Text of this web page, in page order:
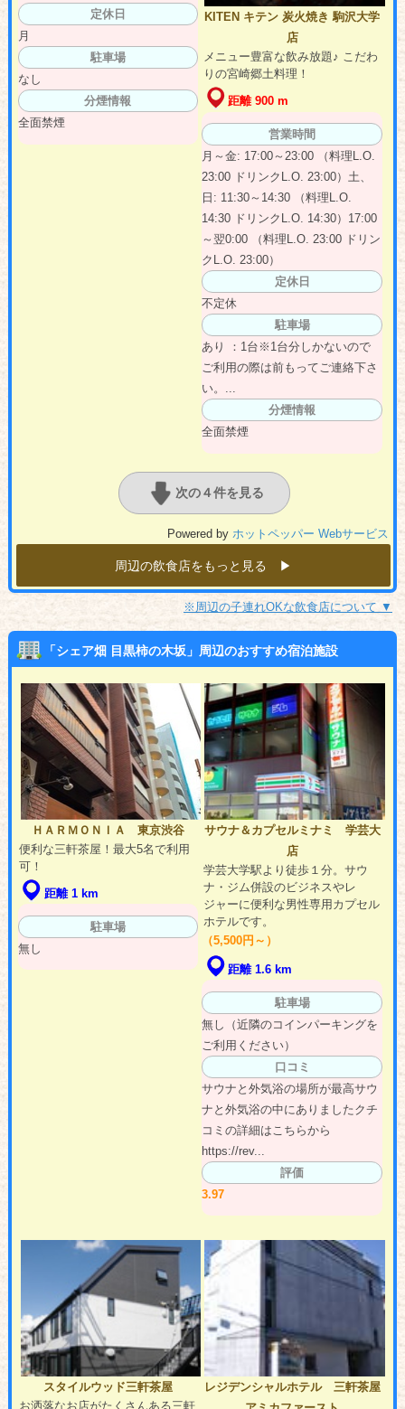
定休日
月
駐車場
なし
分煙情報
全面禁煙
KITEN キテン 炭火焼き 駒沢大学
店
メニュー豊富な飲み放題♪ こだわ
りの宮崎郷土料理！
距離 900 m
営業時間
月～金: 17:00～23:00 （料理L.O.
23:00 ドリンクL.O. 23:00）土、
日: 11:30～14:30 （料理L.O.
14:30 ドリンクL.O. 14:30）17:00
～翌0:00 （料理L.O. 23:00 ドリン
クL.O. 23:00）
定休日
不定休
駐車場
あり ：1台※1台分しかないので
ご利用の際は前もってご連絡下さ
い。...
分煙情報
全面禁煙
次の４件を見る
Powered byホットペッパー Webサービス
周辺の飲食店をもっと見る ▶︎
※周辺の子連れOKな飲食店について ▼
「シェア畑 目黒柿の木坂」周辺のおすすめ宿泊施設
ＨＡＲＭＯＮＩＡ 東京渋谷
便利な三軒茶屋！最大5名で利用
可！
距離 1 km
駐車場
無し
サウナ＆カプセルミナミ 学芸大
店
学芸大学駅より徒歩１分。サウ
ナ・ジム併設のビジネスやレ
ジャーに便利な男性専用カプセル
ホテルです。
（5,500円～）
距離 1.6 km
駐車場
無し（近隣のコインパーキングを
ご利用ください）
口コミ
サウナと外気浴の場所が最高サウ
ナと外気浴の中にありましたクチ
コミの詳細はこちらから
https://rev...
評価
3.97
スタイルウッド三軒茶屋
お洒落なお店がたくさんある三軒
レジデンシャルホテル 三軒茶屋